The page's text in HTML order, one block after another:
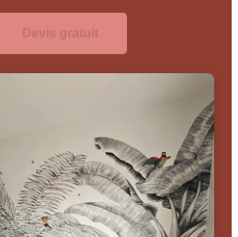
Devis gratuit